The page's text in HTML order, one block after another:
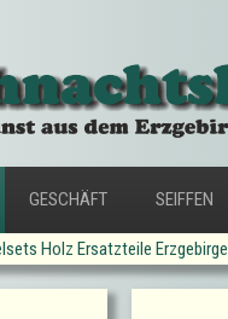
GESCHÄFT SEIFFEN
Holz Ersatzteile Erzgebirge